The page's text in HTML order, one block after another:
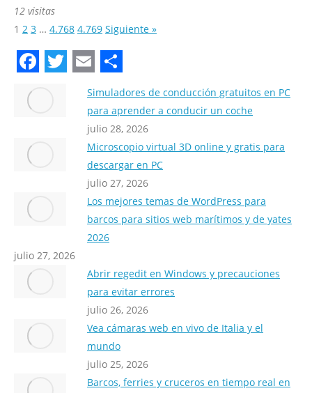
12 visitas
1 2 3 … 4.768 4.769 Siguiente »
Facebook
Twitter
Email
Compartir
Simuladores de conducción gratuitos en PC
para aprender a conducir un coche
julio 28, 2026
Microscopio virtual 3D online y gratis para
descargar en PC
julio 27, 2026
Los mejores temas de WordPress para
barcos para sitios web marítimos y de yates
2026
julio 27, 2026
Abrir regedit en Windows y precauciones
para evitar errores
julio 26, 2026
Vea cámaras web en vivo de Italia y el
mundo
julio 25, 2026
Barcos, ferries y cruceros en tiempo real en